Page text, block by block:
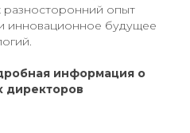
разносторонний опыт
инновационное будущее
информация о
директоров